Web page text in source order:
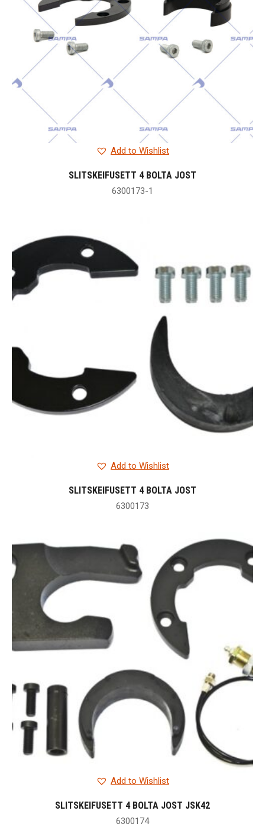
Add to Wishlist
SLITSKEIFUSETT 4 BOLTA JOST
6300173-1
Add to Wishlist
SLITSKEIFUSETT 4 BOLTA JOST
6300173
Add to Wishlist
SLITSKEIFUSETT 4 BOLTA JOST JSK42
6300174